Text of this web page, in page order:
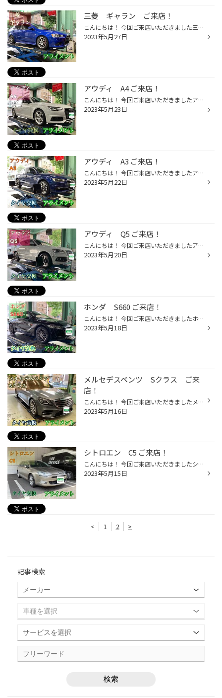
三菱 ギャラン ご来店！
こんにちは！ 今回ご来店いただきました三菱のギャランフォルティススポーツバックのアライメント調整を致しました！ アライメント調整は足回りの取り付け後やハンドルのズレがあるお車などに効果がありますので是非ご相談ください！ アライメントがズレたままだとタイヤが偏摩耗を起こして非常に勿...
2023年5月27日
アウディ A4 ご来店！
こんにちは！ 今回ご来店いただきましたアウディのA4のタイヤ交換とアライメント調整を致しました！(本日もアウディのご紹介w) タイヤはREGNO GR-XⅡをお選びいただきました！ サイズは245/40R18です。 新品タイヤ交換時にオススメしておりますアライメント調整を致しましたよ！ アライメント調整を...
2023年5月23日
アウディ A3 ご来店！
こんにちは！ 今回ご来店いただきましたアウディのA3のタイヤ交換とアライメント調整を致しました！ タイヤはREGNO GR-XⅡをお選びいただきました！ サイズは225/45R17です。 ご来店いただきありがとうございました♪ アライメントのご相談お待ちしてます！ またのお越しをお待ちしております！ タイ...
2023年5月22日
アウディ Q5 ご来店！
こんにちは！ 今回ご来店いただきましたアウディのQ5のタイヤ交換とアライメント調整作業を致しました！ タイヤはALENZA LX100をお選びいただきました！ サイズは235/65R17です。 輸入車のアライメント調整も対応しております。(一部取り扱い確認必要) アライメント調整をご希望の方は是非ご相談、...
2023年5月20日
ホンダ S660 ご来店！
こんにちは！ 今回ご来店いただきましたホンダのS660のタイヤ交換とアライメント調整を致しました！！ タイヤはPOTENZA RE004をお選びいただきました！ サイズは フロント 165/55R15 リア 195/45R16です。 フロント リア また新品タイヤ交換時にオススメしておりますアライメント調整作業を致しまし...
2023年5月18日
メルセデスベンツ Sクラス ご来
店！
こんにちは！ 今回ご来店いただきましたメルセデスベンツのSクラスのタイヤ交換とアライメント調整を致しました！ タイヤはPOTENZA S007Aをお選びいただきました！ サイズは フロント 245/40R20 リア 275/35R20 フロント リア 新品タイヤ交換時にオススメしていますアライメント調整作業も致しま...
2023年5月16日
シトロエン C5 ご来店！
こんにちは！ 今回ご来店いただきましたシトロエンのC5のタイヤ交換とアライメント調整作業を致しました！ タイヤはREGNO GR-XⅡをお選びいただきました！ サイズは225/55R17です。 新品交換時にオススメしていますアライメント調整作業も致しました！ 新品交換時にアライメント調整で長持ちさせまし...
2023年5月15日
< 1 2 >
記事検索